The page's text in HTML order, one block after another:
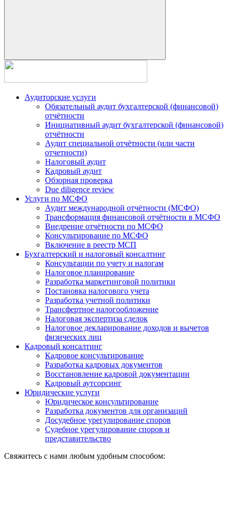
Аудиторские услуги
Обязательный аудит бухгалтерской (финансовой)
отчётности
Инициативный аудит бухгалтерской (финансовой)
отчётности
Аудит специальной отчётности (или части
отчетности)
Налоговый аудит
Кадровый аудит
Обзорная проверка
Due diligence review
Услуги по МСФО
Аудит международной отчётности (МСФО)
Трансформация финансовой отчётности в МСФО
Внедрение отчётности по МСФО
Консультирование по МСФО
Включение в реестр МСП
Бухгалтерский и налоговый консалтинг
Консультации по учету и налогам
Налоговое планирование
Разработка маркетинговой политики
Постановка налогового учета
Разработка учетной политики
Трансфертное налогообложение
Налоговая экспертиза сделок
Налоговое декларирование доходов и вычетов
физических лиц
Кадровый консалтинг
Кадровое консультирование
Разработка кадровых документов
Восстановление кадровой документации
Кадровый аутсорсинг
Юридические услуги
Юридическое консультирование
Разработка документов для организаций
Досудебное урегулирование споров
Судебное урегулирование споров и
представительство
Свяжитесь с нами любым удобным способом: